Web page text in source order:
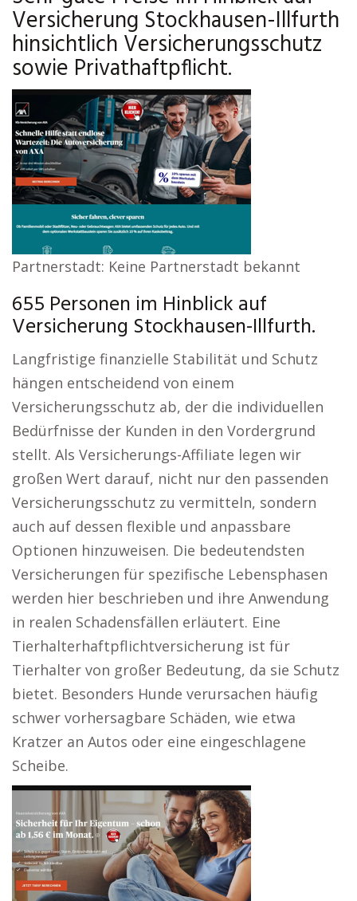
Versicherung Stockhausen-Illfurth
hinsichtlich Versicherungsschutz
sowie Privathaftpflicht.
Partnerstadt: Keine Partnerstadt bekannt
655 Personen im Hinblick auf
Versicherung Stockhausen-Illfurth.
Langfristige finanzielle Stabilität und Schutz
hängen entscheidend von einem
Versicherungsschutz ab, der die individuellen
Bedürfnisse der Kunden in den Vordergrund
stellt. Als Versicherungs-Affiliate legen wir
großen Wert darauf, nicht nur den passenden
Versicherungsschutz zu vermitteln, sondern
auch auf dessen flexible und anpassbare
Optionen hinzuweisen. Die bedeutendsten
Versicherungen für spezifische Lebensphasen
werden hier beschrieben und ihre Anwendung
in realen Schadensfällen erläutert. Eine
Tierhalterhaftpflichtversicherung ist für
Tierhalter von großer Bedeutung, da sie Schutz
bietet. Besonders Hunde verursachen häufig
schwer vorhersagbare Schäden, wie etwa
Kratzer an Autos oder eine eingeschlagene
Scheibe.